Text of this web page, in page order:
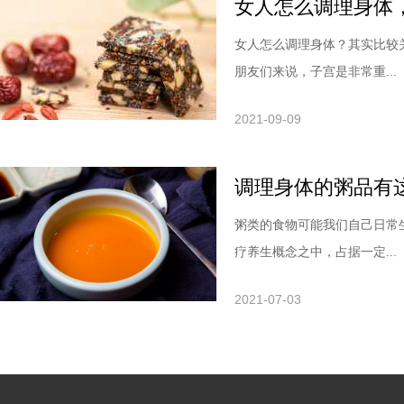
女人怎么调理身体
女人怎么调理身体？其实比
朋友们来说，子宫是非常重...
2021-09-09
调理身体的粥品有
粥类的食物可能我们自己日
疗养生概念之中，占据一定...
2021-07-03